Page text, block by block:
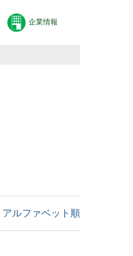
企業情報
アルファベット順